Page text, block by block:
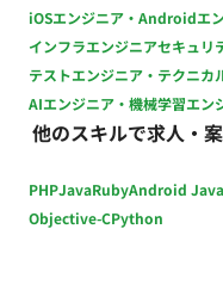
iOSエンジニア・Androidエ
インフラエンジニアセキュリ
テストエンジニア・テクニカ
AIエンジニア・機械学習エン
他のスキルで求人・
PHPJavaRubyAndroid Java
Objective-CPython